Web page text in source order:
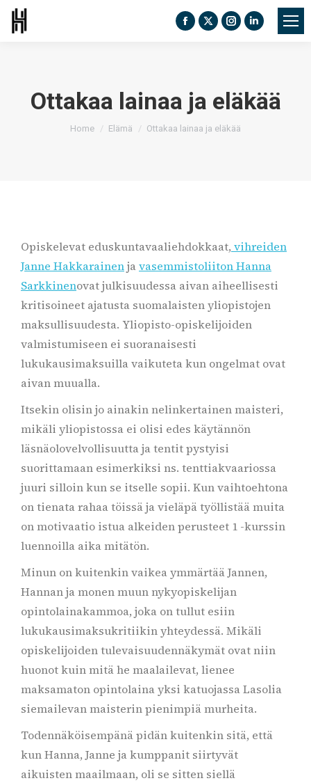
Facebook
in
new
window
X
new
window
Instagram
new
window
Linkedin
new
Ottakaa lainaa ja eläkää
You are here:
Home Elämä Ottakaa lainaa ja eläkää
Opiskelevat eduskuntavaaliehdokkaat, vihreiden
Janne Hakkarainenjavasemmistoliiton Hanna
Sarkkinenovat julkisuudessa aivan aiheellisesti
kritisoineet ajatusta suomalaisten yliopistojen
maksullisuudesta. Yliopisto-opiskelijoiden
valmistumiseen ei suoranaisesti
lukukausimaksuilla vaikuteta kun ongelmat ovat
aivan muualla.
Itsekin olisin jo ainakin nelinkertainen maisteri,
mikäli yliopistossa ei olisi edes käytännön
läsnäolovelvollisuutta ja tentit pystyisi
suorittamaan esimerkiksi ns. tenttiakvaariossa
juuri silloin kun se itselle sopii. Kun vaihtoehtona
on tienata rahaa töissä ja vieläpä työllistää muita
on motivaatio istua alkeiden perusteet 1 -kurssin
luennoilla aika mitätön.
Minun on kuitenkin vaikea ymmärtää Jannen,
Hannan ja monen muun nykyopiskelijan
opintolainakammoa, joka on tullut esiin
lukukausimaksukritiikin yhteydessä. Mikäli
opiskelijoiden tulevaisuudennäkymät ovat niin
huonot kuin mitä he maalailevat, lienee
maksamaton opintolaina yksi katuojassa Lasolia
siemailevan maisterin pienimpiä murheita.
Todennäköisempänä pidän kuitenkin sitä, että
kun Hanna, Janne ja kumppanit siirtyvät
aikuisten maailmaan, oli se sitten siellä